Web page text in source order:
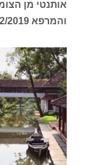
אותנטי מן
והמרפא 5-18/2/2019